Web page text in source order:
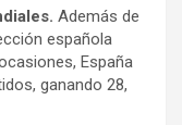
Además de
española
España
ganando 28,